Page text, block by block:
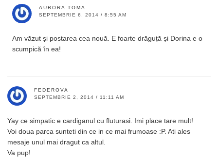
AURORA TOMA
SEPTEMBRIE 6, 2014 / 8:55 AM
Am văzut și postarea cea nouă. E foarte drăguță și Dorina e o
scumpică în ea!
FEDEROVA
SEPTEMBRIE 2, 2014 / 11:11 AM
Yay ce simpatic e cardiganul cu fluturasi. Imi place tare mult!
Voi doua parca sunteti din ce in ce mai frumoase :P. Ati ales
mesaje unul mai dragut ca altul.
Va pup!